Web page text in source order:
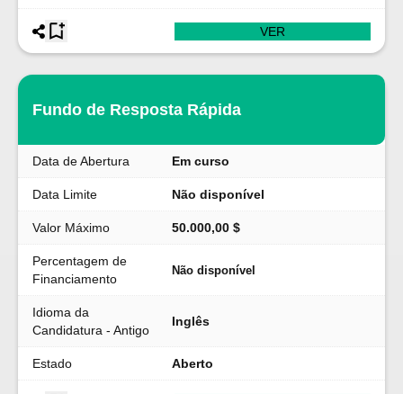
VER
Fundo de Resposta Rápida
Data de Abertura Em curso
Data Limite Não disponível
Valor Máximo 50.000,00 $
Percentagem de
Financiamento
Não disponível
Idioma da
Candidatura - Antigo
Inglês
Estado Aberto